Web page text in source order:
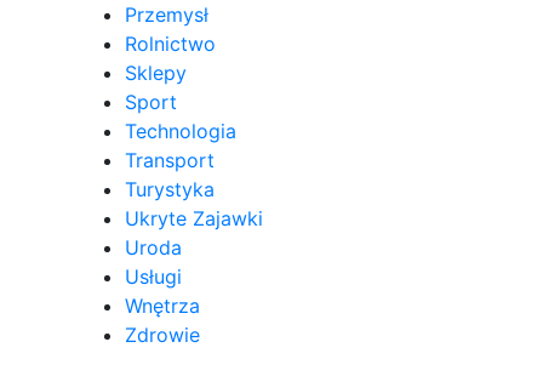
Przemysł
Rolnictwo
Sklepy
Sport
Technologia
Transport
Turystyka
Ukryte Zajawki
Uroda
Usługi
Wnętrza
Zdrowie